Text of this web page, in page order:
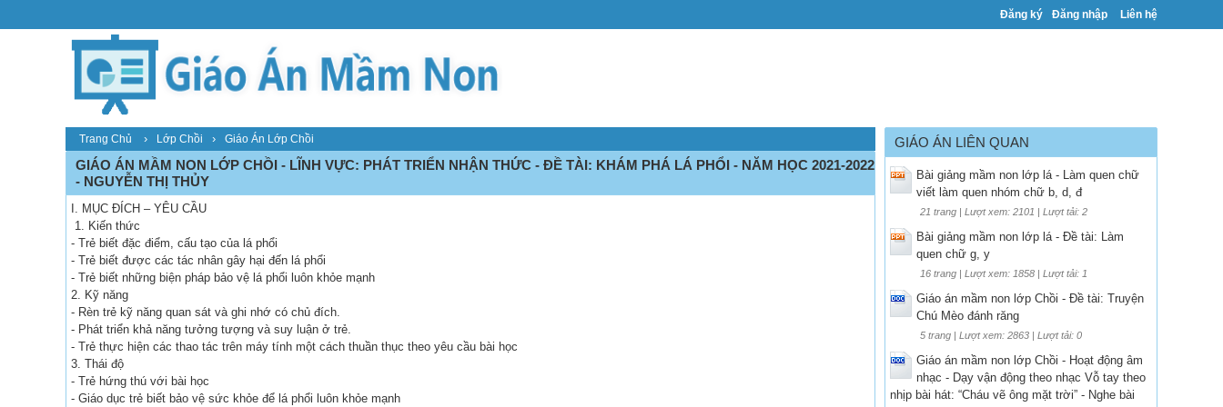
Đăng ký Đăng nhập Liên hệ
Trang Chủ › Lớp Chồi › Giáo Án Lớp Chồi
GIÁO ÁN MẦM NON LỚP CHỒI - LĨNH VỰC: PHÁT TRIỂN NHẬN THỨC - ĐỀ TÀI: KHÁM PHÁ LÁ PHỔI - NĂM HỌC 2021-2022
- NGUYỄN THỊ THỦY
I. MỤC ĐÍCH – YÊU CẦU
1. Kiến thức
- Trẻ biết đặc điểm, cấu tạo của lá phổi
- Trẻ biết được các tác nhân gây hại đến lá phổi
- Trẻ biết những biện pháp bảo vệ lá phổi luôn khỏe mạnh
2. Kỹ năng
- Rèn trẻ kỹ năng quan sát và ghi nhớ có chủ đích.
- Phát triển khả năng tưởng tượng và suy luận ở trẻ.
- Trẻ thực hiện các thao tác trên máy tính một cách thuần thục theo yêu cầu bài học
3. Thái độ
- Trẻ hứng thú với bài học
- Giáo dục trẻ biết bảo vệ sức khỏe để lá phổi luôn khỏe mạnh
GIÁO ÁN LIÊN QUAN
Bài giảng mầm non lớp lá - Làm quen chữ
viết làm quen nhóm chữ b, d, đ
21 trang | Lượt xem: 2101 | Lượt tải: 2
Bài giảng mầm non lớp lá - Đề tài: Làm
quen chữ g, y
16 trang | Lượt xem: 1858 | Lượt tải: 1
Giáo án mầm non lớp Chồi - Đề tài: Truyện
Chú Mèo đánh răng
5 trang | Lượt xem: 2863 | Lượt tải: 0
Giáo án mầm non lớp Chồi - Hoạt động âm
nhạc - Dạy vận động theo nhạc Vỗ tay theo
nhịp bài hát: “Cháu vẽ ông mặt trời” - Nghe bài